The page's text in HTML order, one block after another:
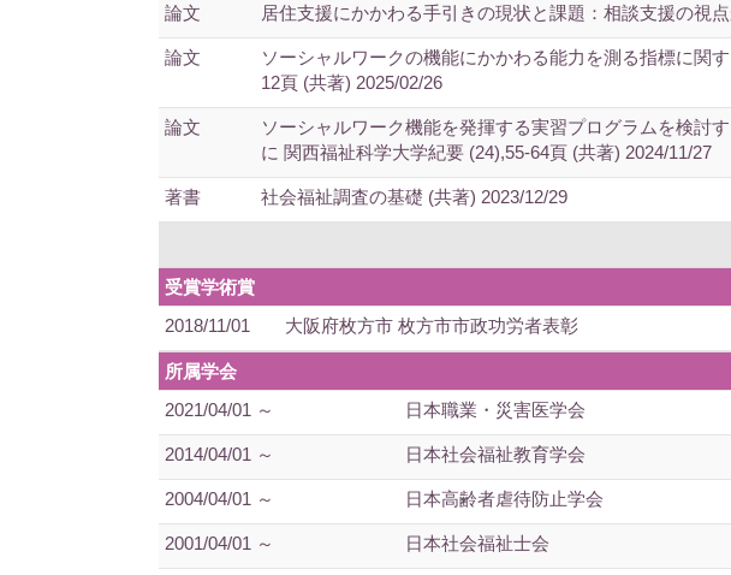
論文 居住支援にかかわる手引きの現状と課題：相談支援の視
論文
ソーシャルワークの機能にかかわる能力を測る指標に関
12頁 (共著) 2025/02/26
論文
ソーシャルワーク機能を発揮する実習プログラムを検討
に 関西福祉科学大学紀要 (24),55-64頁 (共著) 2024/11/27
著書 社会福祉調査の基礎 (共著) 2023/12/29
受賞学術賞
2018/11/01
大阪府枚方市 枚方市市政功労者表彰
所属学会
2021/04/01 ～
日本職業・災害医学会
2014/04/01 ～ 日本社会福祉教育学会
2004/04/01 ～ 日本高齢者虐待防止学会
2001/04/01 ～ 日本社会福祉士会